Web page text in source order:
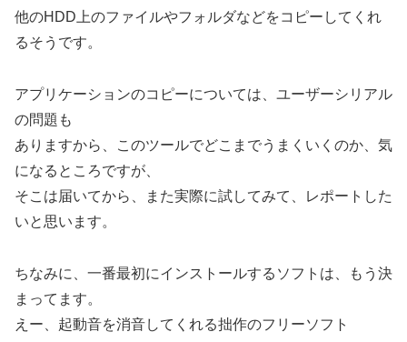
他のHDD上のファイルやフォルダなどをコピーしてくれ
るそうです。
アプリケーションのコピーについては、ユーザーシリアル
の問題も
ありますから、このツールでどこまでうまくいくのか、気
になるところですが、
そこは届いてから、また実際に試してみて、レポートした
いと思います。
ちなみに、一番最初にインストールするソフトは、もう決
まってます。
えー、起動音を消音してくれる拙作のフリーソフト